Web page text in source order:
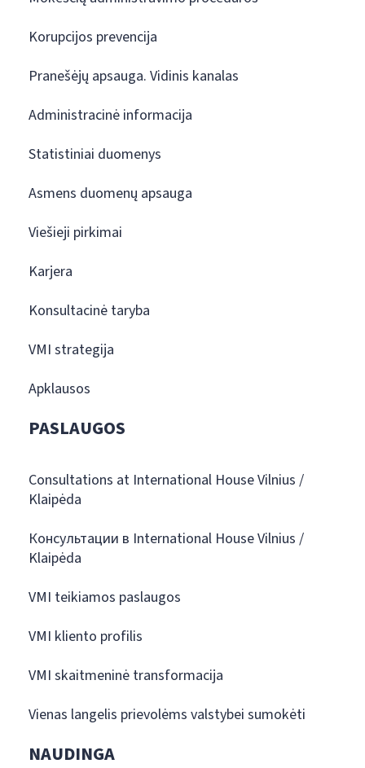
Korupcijos prevencija
Pranešėjų apsauga. Vidinis kanalas
Administracinė informacija
Statistiniai duomenys
Asmens duomenų apsauga
Viešieji pirkimai
Karjera
Konsultacinė taryba
VMI strategija
Apklausos
PASLAUGOS
Consultations at International House Vilnius /
Klaipėda
Консультации в International House Vilnius /
Klaipėda
VMI teikiamos paslaugos
VMI kliento profilis
VMI skaitmeninė transformacija
Vienas langelis prievolėms valstybei sumokėti
NAUDINGA